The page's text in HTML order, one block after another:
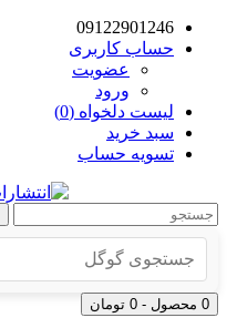
09122901246
حساب کاربری
عضویت
ورود
لیست دلخواه (0)
سبد خرید
تسویه حساب
0 محصول - 0 تومان